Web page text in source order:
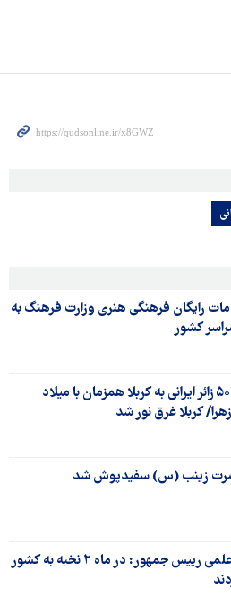
رایگان فرهنگی هنری وزارت فرهنگ به
کشور
تشرف ۵۰۰ زائر ایرانی به کربلا همزمان با میلاد
کربلا غرق نور شد
زینب (س) سفیدپوش شد
معاون علمی رییس جمهور: در ماه ۲ نخبه به کشور